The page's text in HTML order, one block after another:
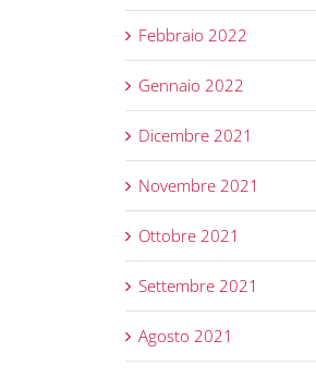
Febbraio 2022
Gennaio 2022
Dicembre 2021
Novembre 2021
Ottobre 2021
Settembre 2021
Agosto 2021